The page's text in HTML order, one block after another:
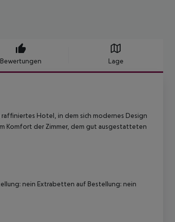
Bewertungen Lage
Hotel, in dem sich modernes Design
Komfort der Zimmer, dem gut ausgestatteten
nein Extrabetten auf Bestellung: nein